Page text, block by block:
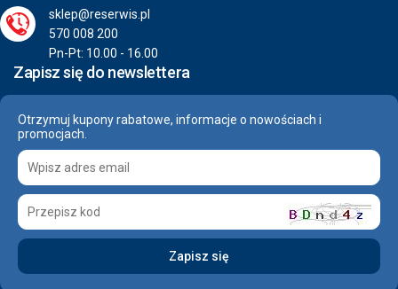
sklep@reserwis.pl
570 008 200
Pn-Pt: 10.00 - 16.00
Zapisz się do newslettera
Otrzymuj kupony rabatowe, informacje o nowościach i
promocjach.